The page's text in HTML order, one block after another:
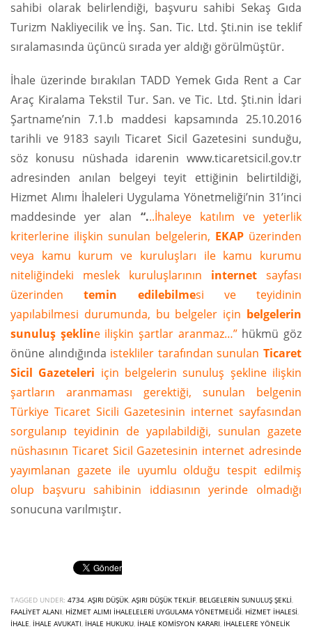
sahibi olarak belirlendiği, başvuru sahibi Sekaş Gıda
Turizm Nakliyecilik ve İnş. San. Tic. Ltd. Şti.nin ise teklif
sıralamasında üçüncü sırada yer aldığı görülmüştür.
İhale üzerinde bırakılan TADD Yemek Gıda Rent a Car
Araç Kiralama Tekstil Tur. San. ve Tic. Ltd. Şti.nin İdari
Şartname’nin 7.1.b maddesi kapsamında 25.10.2016
tarihli ve 9183 sayılı Ticaret Sicil Gazetesini sunduğu,
söz konusu nüshada idarenin www.ticaretsicil.gov.tr
adresinden anılan belgeyi teyit ettiğinin belirtildiği,
Hizmet Alımı İhaleleri Uygulama Yönetmeliği’nin 31’inci
maddesinde yer alan “...İhaleye katılım ve yeterlik
kriterlerine ilişkin sunulan belgelerin, EKAP üzerinden
veya kamu kurum ve kuruluşları ile kamu kurumu
niteliğindeki meslek kuruluşlarının internet sayfası
üzerindentemin edilebilmesi ve teyidinin
yapılabilmesi durumunda, bu belgeler için belgelerin
sunuluş şekline ilişkin şartlar aranmaz…”hükmü göz
önüne alındığında istekliler tarafından sunulanTicaret
Sicil Gazeteleri için belgelerin sunuluş şekline ilişkin
şartların aranmaması gerektiği, sunulan belgenin
Türkiye Ticaret Sicili Gazetesinin internet sayfasından
sorgulanıp teyidinin de yapılabildiği, sunulan gazete
nüshasının Ticaret Sicil Gazetesinin internet adresinde
yayımlanan gazete ile uyumlu olduğu tespit edilmiş
olup başvuru sahibinin iddiasının yerinde olmadığı
sonucuna varılmıştır.
TAGGED UNDER: 4734, AŞIRI DÜŞÜK, AŞIRI DÜŞÜK TEKLIF, BELGELERIN SUNULUŞ ŞEKLI,
FAALIYET ALANI, HIZMET ALIMI İHALELELERI UYGULAMA YÖNETMELIĞI, HIZMET İHALESI,
İHALE, İHALE AVUKATI, IHALE HUKUKU, İHALE KOMISYON KARARI, İHALELERE YÖNELİK